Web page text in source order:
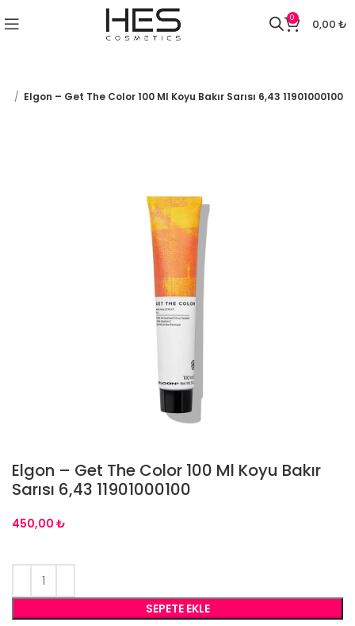
0 0,00 ₺
Elgon – Get The Color 100 Ml Koyu Bakır Sarısı 6,43 11901000100
Elgon – Get The Color 100 Ml Koyu Bakır
Sarısı 6,43 11901000100
₺
SEPETE EKLE